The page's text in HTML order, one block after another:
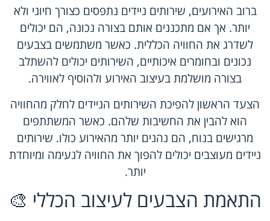
ברוב האירועים, שירותים ניידים נתפסים כצורך חיוני ולא
יותר. אך אם מתכננים אותם בצורה נכונה, הם יכולים
לשדרג את החוויה הכללית. כאשר משתמשים בצבעים
נכונים ובחומרים איכותיים, השירותים יכולים להשתלב
בצורה מושלמת בעיצוב האירוע ולהוסיף לאווירה.
הצעד הראשון להפיכת השירותים הניידים לחלק מהחוויה
הוא להבין את החשיבות שלהם. כאשר המשתתפים
מרגישים בנוח, הם נהנים יותר מהאירוע כולו. שירותים
ניידים מעוצבים יכולים להפוך את החוויה לנעימה ומיוחדת
יותר.
התאמת הצבעים לעיצוב הכללי 🎨